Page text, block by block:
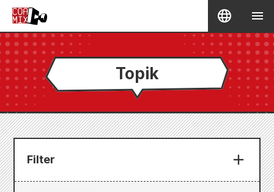
Topik
Filter